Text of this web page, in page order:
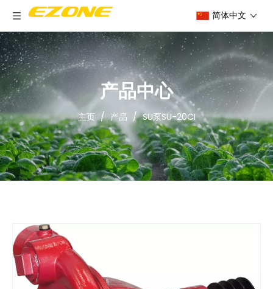
简体中文
产品中心
主页 / 产品 / SU泵SU-20CI